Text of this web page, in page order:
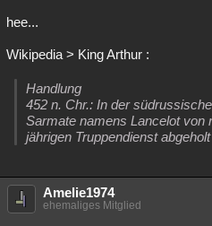
hee...
Wikipedia > King Arthur :
Handlung
452 n. Chr.: In der
Sarmate namens Lancelot von
jährigen Truppendienst
Amelie1974
ehemaliges Mitglied